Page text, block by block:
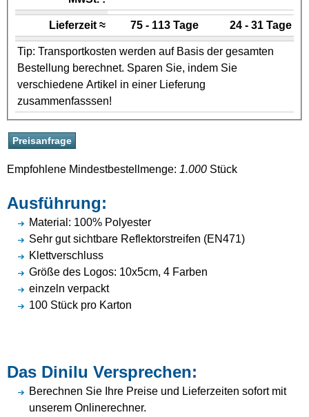
Lieferzeit ≈ 75 - 113 Tage 24 - 31 Tage
Tip: Transportkosten werden auf Basis der gesamten
Bestellung berechnet. Sparen Sie, indem Sie
verschiedene Artikel in einer Lieferung
zusammenfasssen!
Empfohlene Mindestbestellmenge: 1.000 Stück
Ausführung:
Material: 100% Polyester
Sehr gut sichtbare Reflektorstreifen (EN471)
Klettverschluss
Größe des Logos: 10x5cm, 4 Farben
einzeln verpackt
100 Stück pro Karton
Das Dinilu Versprechen:
Berechnen Sie Ihre Preise und Lieferzeiten sofort mit
unserem Onlinerechner.